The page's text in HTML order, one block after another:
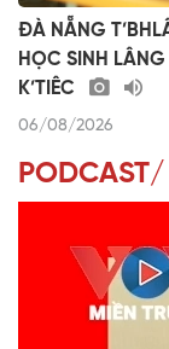
ĐÀ NẴNG
HỌC SINH LÂNG
K’TIÊC
06/08/2026